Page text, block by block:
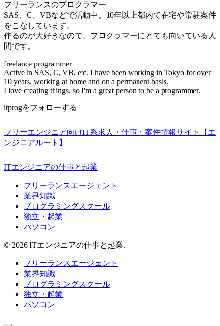
フリーランスのプログラマー
SAS、C、VBなどで活動中。10年以上都内で在宅や常駐案件
をこなしています。
作るのが大好きなので、プログラマーにとても向いている人
間です。
freelance programmer
Active in SAS, C, VB, etc. I have been working in Tokyo for over
10 years, working at home and on a permanent basis.
I love creating things, so I'm a great person to be a programmer.
itprogをフォローする
フリーエンジニア向けIT系求人・仕事・案件情報サイト【エ
ンジニアルート】
ITエンジニアの仕事と起業
フリーランスエージェント
業界知識
プログラミングスクール
独立・起業
パソコン
© 2026 ITエンジニアの仕事と起業.
フリーランスエージェント
業界知識
プログラミングスクール
独立・起業
パソコン